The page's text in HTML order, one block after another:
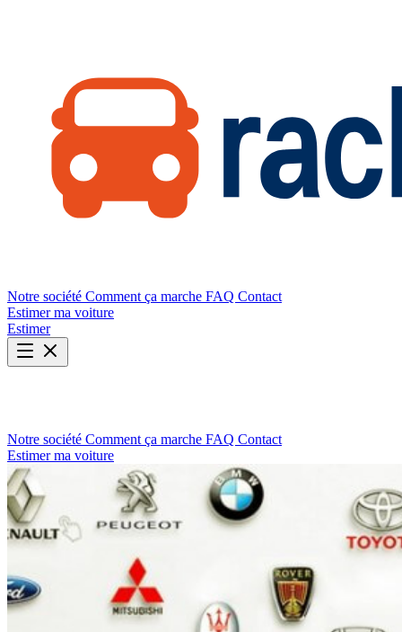
Notre société Comment ça marche FAQ Contact
Estimer ma voiture
Estimer
Notre société Comment ça marche FAQ Contact
Estimer ma voiture